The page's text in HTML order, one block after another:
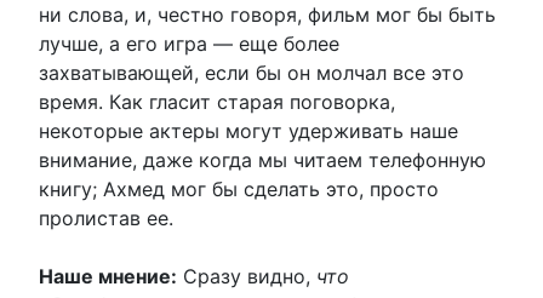
ни слова, и, честно говоря, фильм мог бы быть
лучше, а его игра — еще более
захватывающей, если бы он молчал все это
время. Как гласит старая поговорка,
некоторые актеры могут удерживать наше
внимание, даже когда мы читаем телефонную
книгу; Ахмед мог бы сделать это, просто
пролистав ее.
Наше мнение: Сразу видно, что